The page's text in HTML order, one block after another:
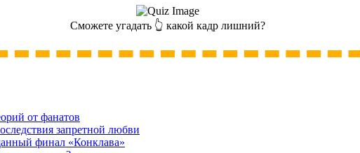
Сможете угадать 👆 какой кадр лишний?
от фанатов
запретной любви
финал «Конклава»